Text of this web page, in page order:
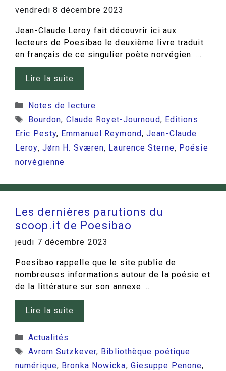
vendredi 8 décembre 2023
Jean-Claude Leroy fait découvrir ici aux
lecteurs de Poesibao le deuxième livre traduit
en français de ce singulier poète norvégien. …
Lire la suite
Catégories
Notes de lecture
Étiquettes
Bourdon, Claude Royet-Journoud, Editions
Eric Pesty, Emmanuel Reymond,Jean-Claude
Leroy, Jørn H. Sværen, Laurence Sterne, Poésie
norvégienne
Les dernières parutions du
scoop.it de Poesibao
jeudi 7 décembre 2023
Poesibao rappelle que le site publie de
nombreuses informations autour de la poésie et
de la littérature sur son annexe. …
Lire la suite
Catégories
Actualités
Étiquettes
Avrom Sutzkever, Bibliothèque poétique
numérique, Bronka Nowicka, Giesuppe Penone,